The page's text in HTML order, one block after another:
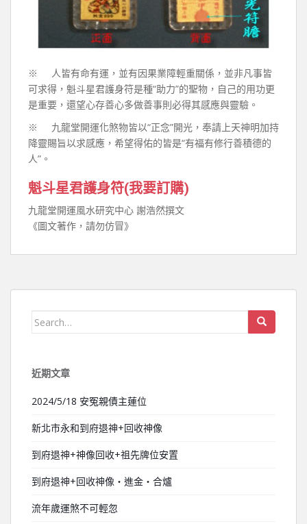
※ 人皆有命有運，並有因果業障輕重關係，並非凡事皆
可求得，魁斗星君護身符是種“助力”的聖物，自己的用功更
是重要，還望心存善心多做善事則必得其感應與靈驗。
※ 九龍堂開運化煞物皆以“正念”開光，奉請上天神明加持
降靈賜旨以求感應，希望得佑的皆是“有福有修行善積德的
人”。
魁斗星君護身符(我要訂購)
九龍堂開運風水研究中心 謝浩然撰文
《圖文著作，請勿仿冒》
Search for:
近期文章
2024/5/18 安冤親債主蓮位
新北市永和到府退神+回收神像
到府退神+神像回收+祖先牌位安置
到府退神+回收神像‧進金‧合爐
流年歲運煞不可輕忽